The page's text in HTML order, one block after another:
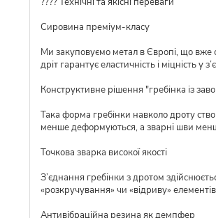
Сировина преміум-класу
Ми закуповуємо метал в Європі, що вже
дріт гарантує еластичність і міцність у
Конструктивне рішення "гребінка із
Така форма гребінки навколо дроту
менше деформуються, а зварні шви
Точкова зварка високої якості
З’єднання гребінки з дротом
«розкручування» чи «відриву»
Антивібраційна резина як демпфер